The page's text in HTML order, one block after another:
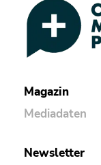
Magazin
Mediadaten
Newsletter